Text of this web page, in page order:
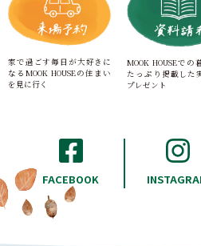
家で過ごす毎日が大好きに
なるMOOK HOUSEの住まい
を見に行く
MOOK HOUSEでの
たっぷり 掲載した
プレゼント
FACEBOOK